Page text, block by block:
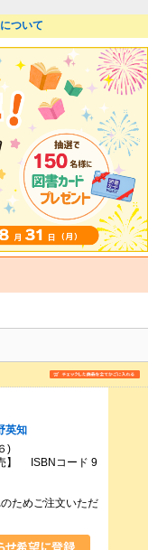
ついて
英知
)
】 ISBNコード 9
ためご注文いただ